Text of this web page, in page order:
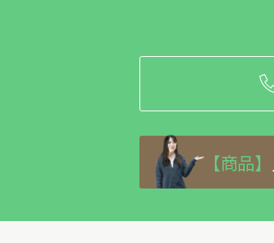
【商品】